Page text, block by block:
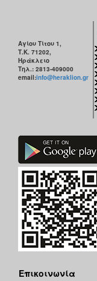
Αγίου Τίτου 1,
Τ.Κ. 71202,
Ηράκλειο
Τηλ.: 2813-409000
email:info@heraklion.gr
Επικοινωνία